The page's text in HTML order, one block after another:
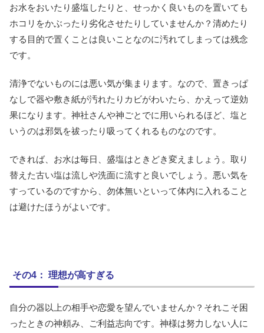
お水をおいたり盛塩したりと、せっかく良いものを置いても
ホコリをかぶったり劣化させたりしていませんか？清めたり
する目的で置くことは良いことなのに汚れてしまっては残念
です。
清浄でないものには悪い気が集まります。なので、置きっぱ
なしで器や敷き紙が汚れたりカビがわいたら、かえって逆効
果になります。神社さんや神ごとでに用いられるほど、塩と
いうのは邪気を祓ったり吸ってくれるものなのです。
できれば、お水は毎日、盛塩はときどき変えましょう。取り
替えた古い塩は流しや洗面に流すと良いでしょう。悪い気を
すっているのですから、勿体無いといって体内に入れること
は避けたほうがよいです。
その4： 理想が高すぎる
自分の器以上の相手や恋愛を望んでいませんか？それこそ困
ったときの神頼み、ご利益志向です。神様は努力しない人に